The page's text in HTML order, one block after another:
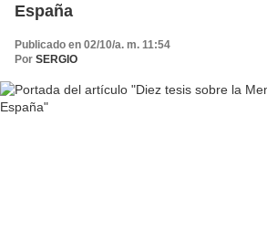
España
Publicado en 02/10/a. m. 11:54
Por SERGIO